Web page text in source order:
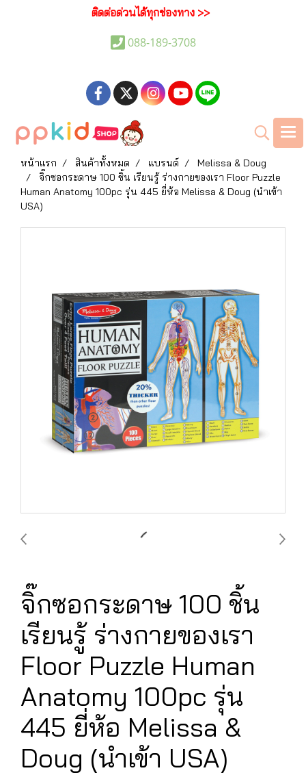
ติดต่อด่วนได้ทุกช่องทาง >>
088-189-3708
หน้าแรก สินค้าทั้งหมด แบรนด์
Melissa & Doug
จิ๊กซอกระดาษ 100 ชิ้น เรียนรู้ ร่างกายของเรา Floor Puzzle
Human Anatomy 100pc รุ่น 445 ยี่ห้อ Melissa & Doug (นำเข้า
USA)
จิ๊กซอกระดาษ 100 ชิ้น
เรียนรู้ ร่างกายของเรา
Floor Puzzle Human
Anatomy 100pc รุ่น
445 ยี่ห้อ Melissa &
Doug (นำเข้า USA)